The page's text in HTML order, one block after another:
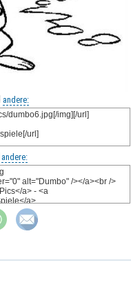
andere:
andere: